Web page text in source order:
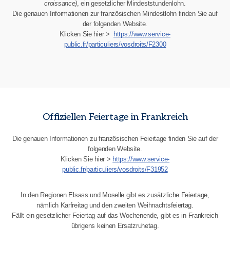
croissance) , ein gesetzlicher Mindeststundenlohn.
Die genauen Informationen zur französischen Mindestlohn finden Sie auf
der folgenden Website.
Klicken Sie hier > https://www.service-
public.fr/particuliers/vosdroits/F2300
Offiziellen Feiertage in Frankreich
Die genauen Informationen zu französischen Feiertage finden Sie auf der
folgenden Website.
Klicken Sie hier > https://www.service-
public.fr/particuliers/vosdroits/F31952
In den Regionen Elsass und Moselle gibt es zusätzliche Feiertage,
nämlich Karfreitag und den zweiten Weihnachtsfeiertag.
Fällt ein gesetzlicher Feiertag auf das Wochenende, gibt es in Frankreich
übrigens keinen Ersatzruhetag.